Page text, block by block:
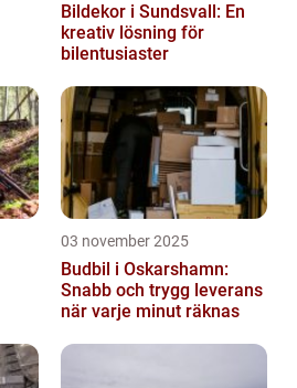
Bildekor i Sundsvall: En
kreativ lösning för
bilentusiaster
03 november 2025
Budbil i Oskarshamn:
Snabb och trygg leverans
när varje minut räknas